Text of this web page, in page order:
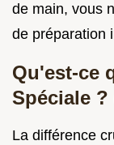
de main, vous
de préparation
Qu'est-ce
Spéciale ?
La différence